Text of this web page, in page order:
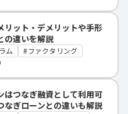
リット・デメリットや手形
の違いを解説
ム
ファクタリング
はつなぎ融資として利用可
なぎローンとの違いも解説